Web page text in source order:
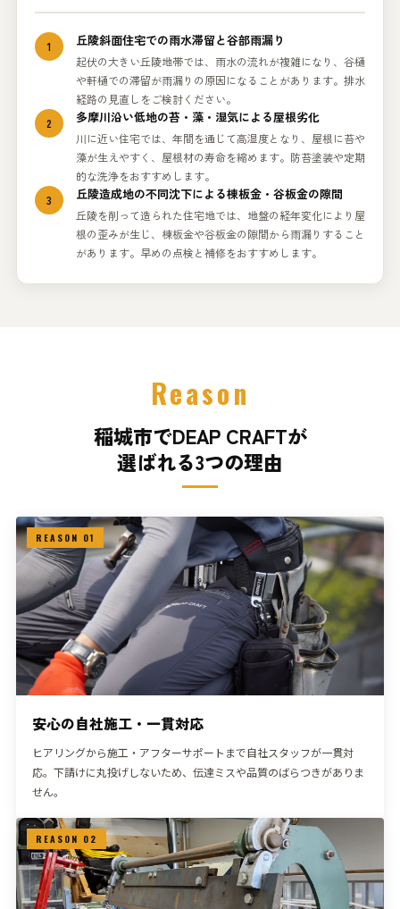
1 丘陵斜面住宅での雨水滞留と谷部雨漏り
起伏の大きい丘陵地帯では、雨水の流れが複雑になり、谷樋
や軒樋での滞留が雨漏りの原因になることがあります。排水
経路の見直しをご検討ください。
2
多摩川沿い低地の苔・藻・湿気による屋根劣化
川に近い住宅では、年間を通じて高湿度となり、屋根に苔や
藻が生えやすく、屋根材の寿命を縮めます。防苔塗装や定期
的な洗浄をおすすめします。
3
丘陵造成地の不同沈下による棟板金・谷板金の隙間
丘陵を削って造られた住宅地では、地盤の経年変化により屋
根の歪みが生じ、棟板金や谷板金の隙間から雨漏りすること
があります。早めの点検と補修をおすすめします。
Reason
稲城市でDEAP CRAFTが
選ばれる3つの理由
REASON 01
安心の自社施工・一貫対応
ヒアリングから施工・アフターサポートまで自社スタッフが一貫対
応。下請けに丸投げしないため、伝達ミスや品質のばらつきがありま
せん。
REASON 02